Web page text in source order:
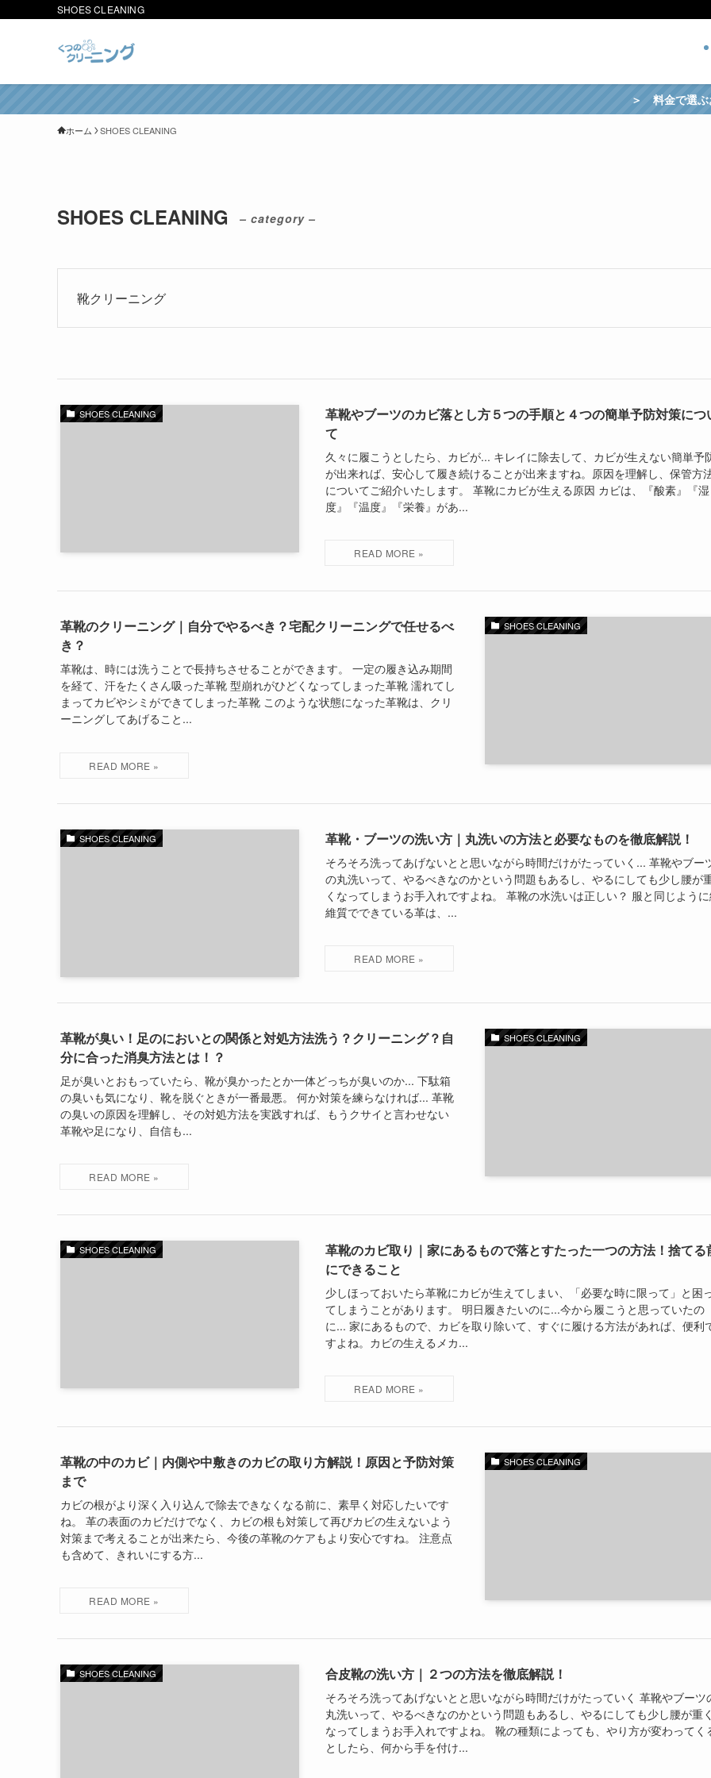
SHOES CLEANING
＞ 料金で選ぶおすすめの
ホーム SHOES CLEANING
SHOES CLEANING – category –
靴クリーニング
SHOES CLEANING
革靴やブーツのカビ落とし方５つの手順と４つの簡単予防対策につ
て
久々に履こうとしたら、カビが... キレイに除去して、カビが生えない簡単予
が出来れば、安心して履き続けることが出来ますね。原因を理解し、保管方
についてご紹介いたします。 革靴にカビが生える原因 カビは、『酸素』『湿
度』『温度』『栄養』があ...
SHOES CLEANING
革靴のクリーニング｜自分でやるべき？宅配クリーニングで任せるべ
き？
革靴は、時には洗うことで長持ちさせることができます。 一定の履き込み期間
を経て、汗をたくさん吸った革靴 型崩れがひどくなってしまった革靴 濡れてし
まってカビやシミができてしまった革靴 このような状態になった革靴は、クリ
ーニングしてあげること...
SHOES CLEANING 革靴・ブーツの洗い方｜丸洗いの方法と必要なものを徹底解説！
そろそろ洗ってあげないとと思いながら時間だけがたっていく... 革靴やブー
の丸洗いって、やるべきなのかという問題もあるし、やるにしても少し腰が
くなってしまうお手入れですよね。 革靴の水洗いは正しい？ 服と同じよう
維質でできている革は、...
SHOES CLEANING
革靴が臭い！足のにおいとの関係と対処方法洗う？クリーニング？自
分に合った消臭方法とは！？
足が臭いとおもっていたら、靴が臭かったとか一体どっちが臭いのか... 下駄箱
の臭いも気になり、靴を脱ぐときが一番最悪。 何か対策を練らなければ... 革靴
の臭いの原因を理解し、その対処方法を実践すれば、もうクサイと言わせない
革靴や足になり、自信も...
SHOES CLEANING
革靴のカビ取り｜家にあるもので落とすたった一つの方法！捨てる
にできること
少しほっておいたら革靴にカビが生えてしまい、「必要な時に限って」と困
てしまうことがあります。 明日履きたいのに...今から履こうと思っていたの
に... 家にあるもので、カビを取り除いて、すぐに履ける方法があれば、便利
すよね。カビの生えるメカ...
SHOES CLEANING
革靴の中のカビ｜内側や中敷きのカビの取り方解説！原因と予防対策
まで
カビの根がより深く入り込んで除去できなくなる前に、素早く対応したいです
ね。 革の表面のカビだけでなく、カビの根も対策して再びカビの生えないよう
対策まで考えることが出来たら、今後の革靴のケアもより安心ですね。 注意点
も含めて、きれいにする方...
SHOES CLEANING 合皮靴の洗い方｜２つの方法を徹底解説！
そろそろ洗ってあげないとと思いながら時間だけがたっていく 革靴やブーツ
丸洗いって、やるべきなのかという問題もあるし、やるにしても少し腰が重く
なってしまうお手入れですよね。 靴の種類によっても、やり方が変わってく
としたら、何から手を付け...